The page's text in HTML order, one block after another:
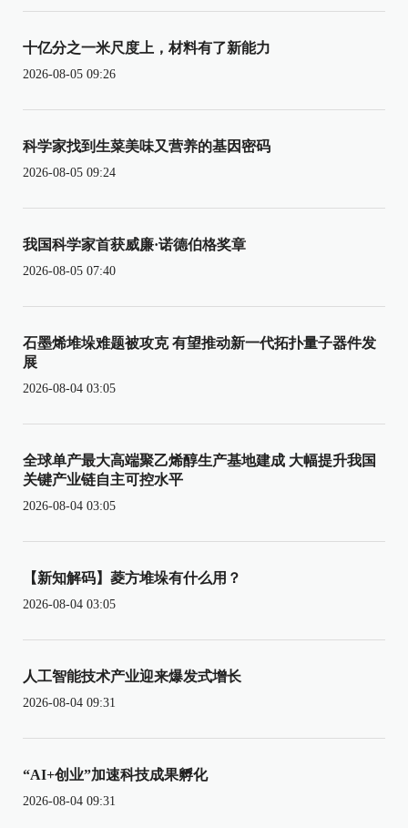
十亿分之一米尺度上，材料有了新能力
2026-08-05 09:26
科学家找到生菜美味又营养的基因密码
2026-08-05 09:24
我国科学家首获威廉·诺德伯格奖章
2026-08-05 07:40
石墨烯堆垛难题被攻克 有望推动新一代拓扑量子器件发
展
2026-08-04 03:05
全球单产最大高端聚乙烯醇生产基地建成 大幅提升我国
关键产业链自主可控水平
2026-08-04 03:05
【新知解码】菱方堆垛有什么用？
2026-08-04 03:05
人工智能技术产业迎来爆发式增长
2026-08-04 09:31
“AI+创业”加速科技成果孵化
2026-08-04 09:31